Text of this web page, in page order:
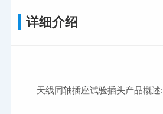
详细介绍
	天线同轴插座试验插头产品概述: